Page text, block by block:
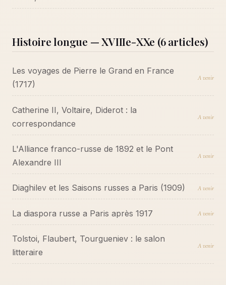
Histoire longue — XVIIIe-XXe (6 articles)
Les voyages de Pierre le Grand en France
(1717)
A venir
Catherine II, Voltaire, Diderot : la
correspondance
A venir
L'Alliance franco-russe de 1892 et le Pont
Alexandre III
A venir
Diaghilev et les Saisons russes a Paris (1909) A venir
La diaspora russe a Paris après 1917 A venir
Tolstoi, Flaubert, Tourgueniev : le salon
litteraire
A venir